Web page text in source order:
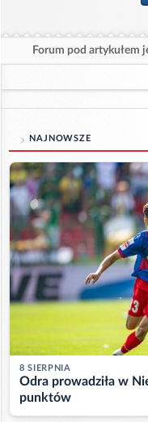
Forum pod artykułem
NAJNOWSZE
8 SIERPNIA
Odra prowadziła w
punktów